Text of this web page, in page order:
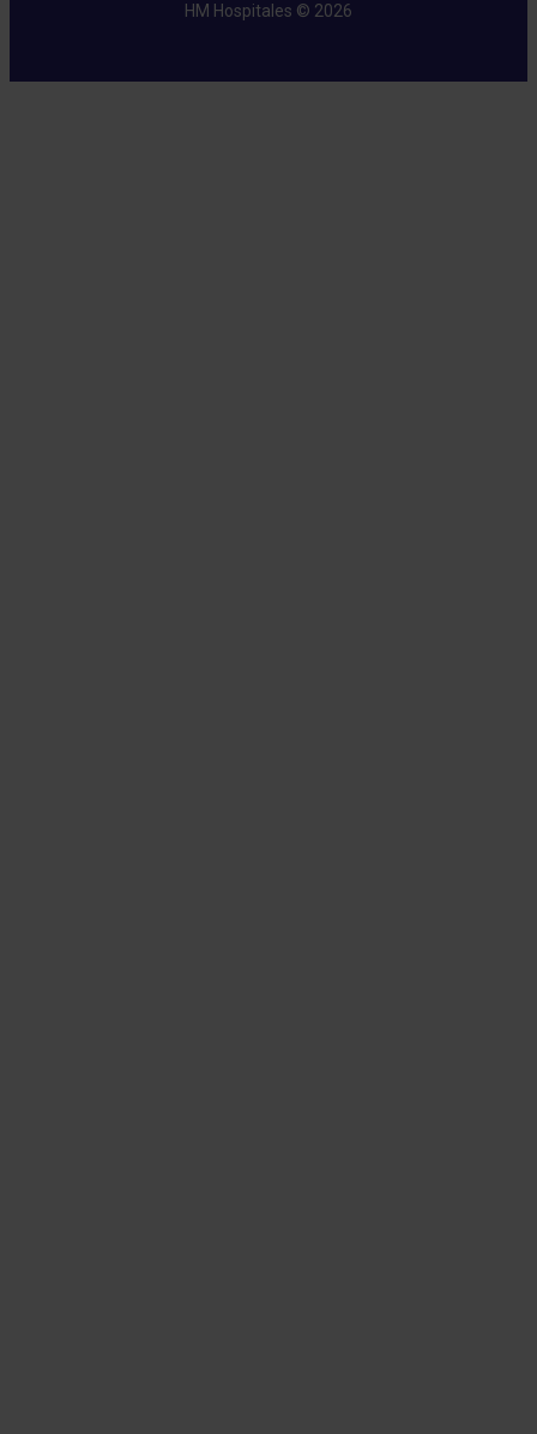
HM Hospitales © 2026